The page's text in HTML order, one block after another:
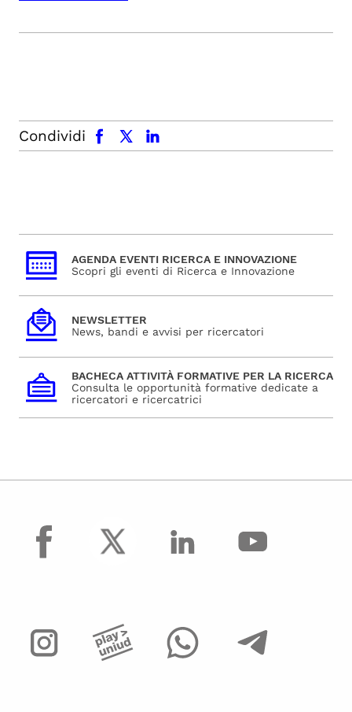
Condividi
facebook x.com linkedin
AGENDA EVENTI RICERCA E INNOVAZIONE
Scopri gli eventi di Ricerca e Innovazione
NEWSLETTER
News, bandi e avvisi per ricercatori
BACHECA ATTIVITÀ FORMATIVE PER LA RICERCA
Consulta le opportunità formative dedicate a
ricercatori e ricercatrici
facebook